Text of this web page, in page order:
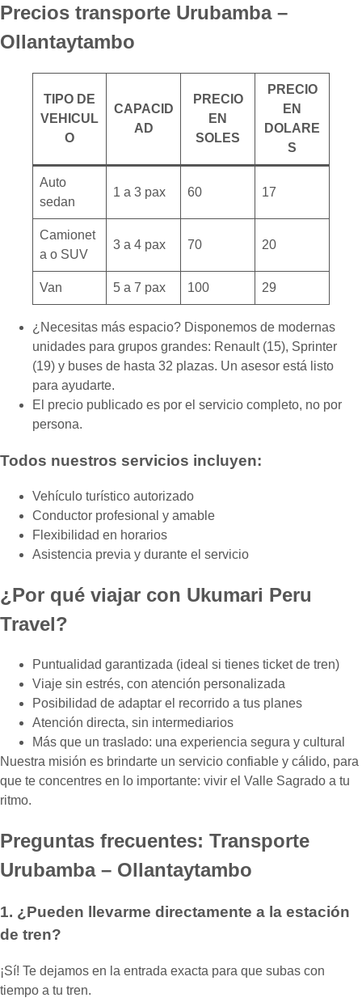
Precios transporte Urubamba –
Ollantaytambo
TIPO DE
VEHICUL
O
CAPACID
AD
PRECIO
EN
SOLES
PRECIO
EN
DOLARE
S
Auto
sedan
1 a 3 pax 60 17
Camionet
a o SUV
3 a 4 pax 70 20
Van 5 a 7 pax 100 29
¿Necesitas más espacio? Disponemos de modernas
unidades para grupos grandes: Renault (15), Sprinter
(19) y buses de hasta 32 plazas. Un asesor está listo
para ayudarte.
El precio publicado es por el servicio completo, no por
persona.
Todos nuestros servicios incluyen:
Vehículo turístico autorizado
Conductor profesional y amable
Flexibilidad en horarios
Asistencia previa y durante el servicio
¿Por qué viajar con Ukumari Peru
Travel?
Puntualidad garantizada (ideal si tienes ticket de tren)
Viaje sin estrés, con atención personalizada
Posibilidad de adaptar el recorrido a tus planes
Atención directa, sin intermediarios
Más que un traslado: una experiencia segura y cultural
Nuestra misión es brindarte un servicio confiable y cálido, para
que te concentres en lo importante: vivir el Valle Sagrado a tu
ritmo.
Preguntas frecuentes: Transporte
Urubamba – Ollantaytambo
1. ¿Pueden llevarme directamente a la estación
de tren?
¡Sí! Te dejamos en la entrada exacta para que subas con
tiempo a tu tren.